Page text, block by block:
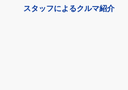
スタッフによるクルマ紹介